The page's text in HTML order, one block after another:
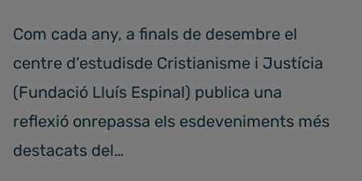
Com cada any, a finals de desembre el
centre d’estudisde Cristianisme i Justícia
(Fundació Lluís Espinal) publica una
reflexió onrepassa els esdeveniments més
destacats del…